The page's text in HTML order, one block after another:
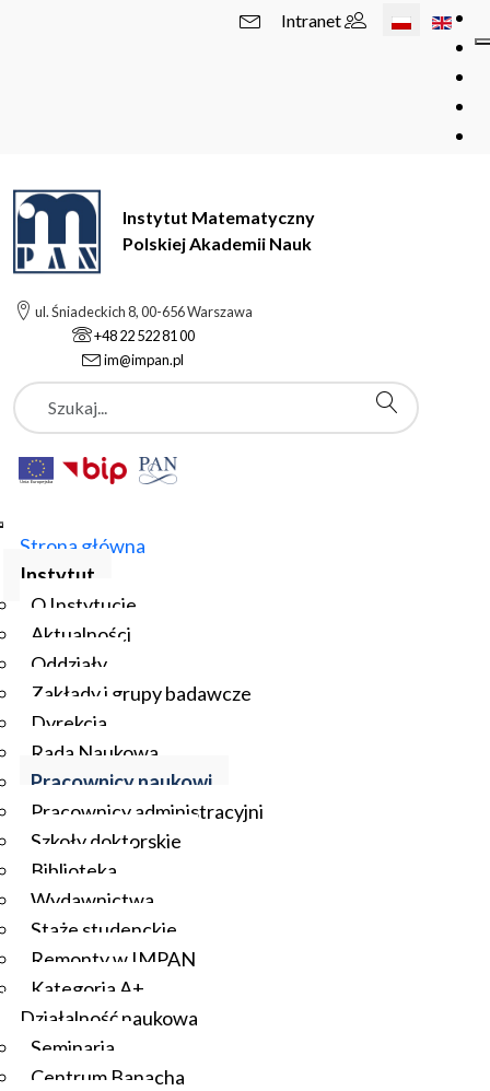
Wybierz swój
Intranet
Instytut Matematyczny
Polskiej Akademii Nauk
ul. Śniadeckich 8, 00-656 Warszawa
+48 22 522 81 00
im@impan.pl
Szukaj
Strona główna
Instytut
O Instytucie
Aktualności
Oddziały
Zakłady i grupy badawcze
Dyrekcja
Rada Naukowa
Pracownicy naukowi
Pracownicy administracyjni
Szkoły doktorskie
Biblioteka
Wydawnictwa
Staże studenckie
Remonty w IMPAN
Kategoria A+
Działalność naukowa
Seminaria
Centrum Banacha